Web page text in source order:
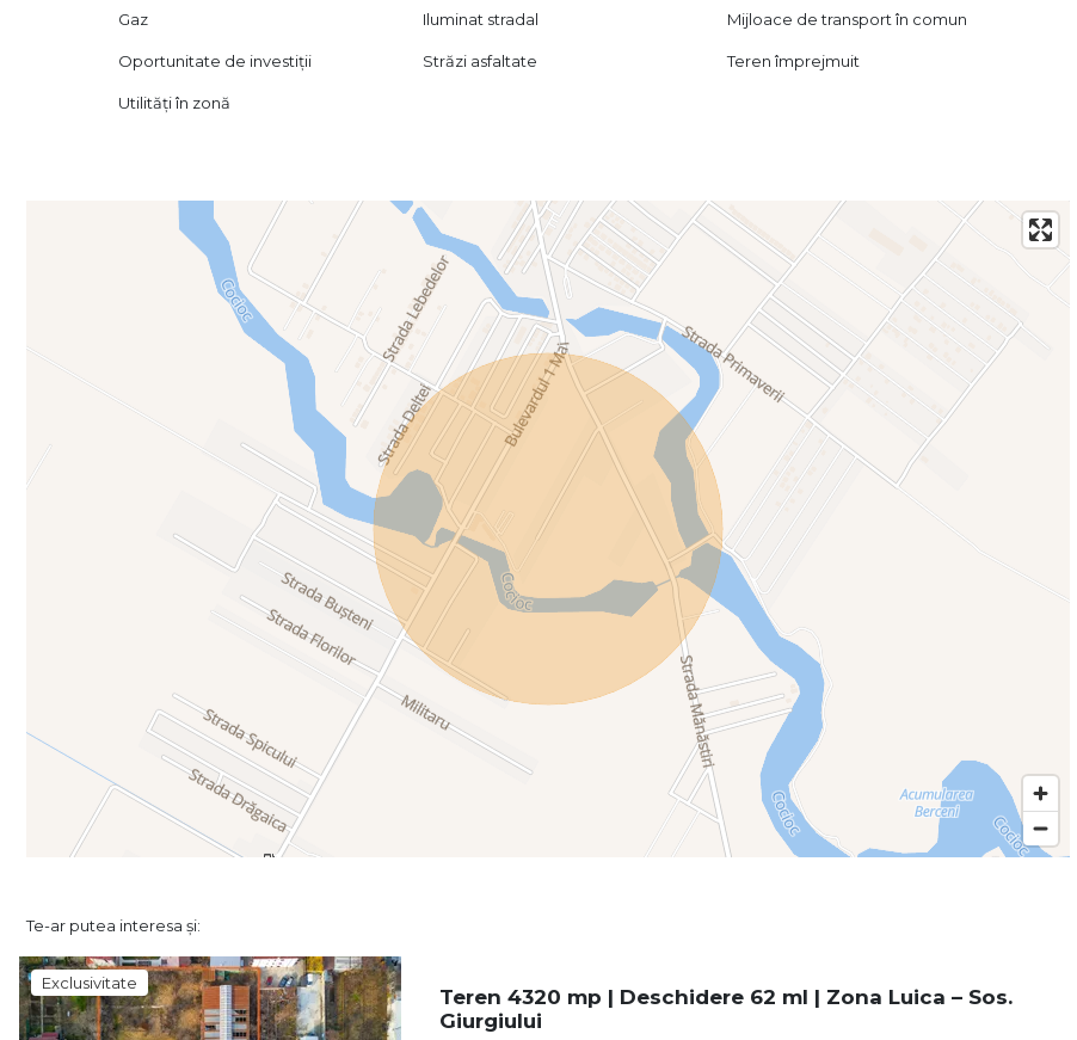
Pret de lista: 29.325 Euro + TVA
Gaz Iluminat stradal Mijloace de transport în comun
Oportunitate de investiții Străzi asfaltate Teren împrejmuit
Utilități în zonă
Te-ar putea interesa și:
Exclusivitate
Teren 4320 mp | Deschidere 62 ml | Zona Luica – Sos.
Giurgiului